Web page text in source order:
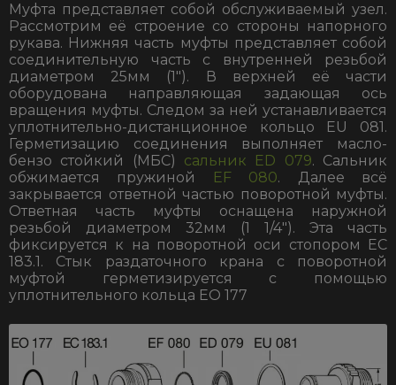
Муфта представляет собой обслуживаемый узел.
Рассмотрим её строение со стороны напорного
рукава. Нижняя часть муфты представляет собой
соединительную часть с внутренней резьбой
диаметром 25мм (1″). В верхней её части
оборудована направляющая задающая ось
вращения муфты. Следом за ней устанавливается
уплотнительно-дистанционное кольцо EU 081.
Герметизацию соединения выполняет масло-
бензо стойкий (МБС) сальник ED 079. Сальник
обжимается пружиной
EF 080. Далее всё
закрывается ответной частью поворотной муфты.
Ответная часть муфты оснащена наружной
резьбой диаметром 32мм (1 1/4″). Эта часть
фиксируется к на поворотной оси стопором EC
183.1. Стык раздаточного крана с поворотной
муфтой герметизируется с помощью
уплотнительного кольца ЕО 177